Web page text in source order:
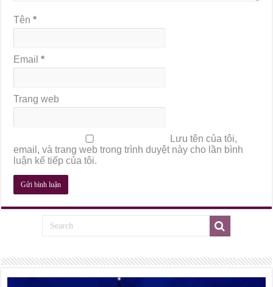
Tên*
Email*
Trang web
Lưu tên của tôi,
email, và trang web trong trình duyệt này cho lần bình
luận kế tiếp của tôi.